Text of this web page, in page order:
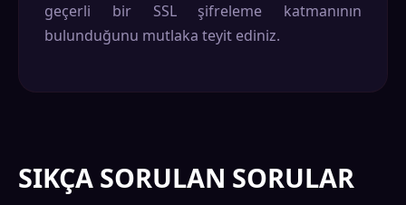
geçerli bir SSL şifreleme katmanının
bulunduğunu mutlaka teyit ediniz.
SIKÇA SORULAN SORULAR